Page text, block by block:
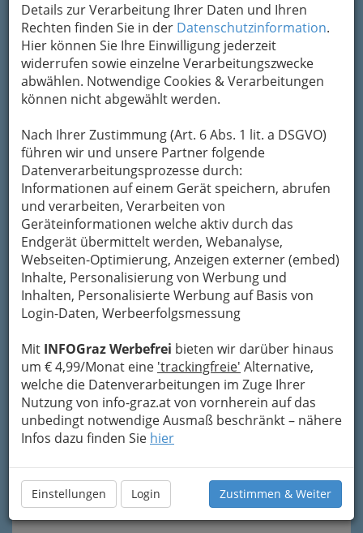
Details zur Verarbeitung Ihrer Daten und Ihren
Rechten finden Sie in der Datenschutzinformation.
Hier können Sie Ihre Einwilligung jederzeit
widerrufen sowie einzelne Verarbeitungszwecke
abwählen. Notwendige Cookies & Verarbeitungen
können nicht abgewählt werden.
Nach Ihrer Zustimmung (Art. 6 Abs. 1 lit. a DSGVO)
führen wir und unsere Partner folgende
Datenverarbeitungsprozesse durch:
Informationen auf einem Gerät speichern, abrufen
und verarbeiten, Verarbeiten von
Geräteinformationen welche aktiv durch das
Endgerät übermittelt werden, Webanalyse,
Webseiten-Optimierung, Anzeigen externer (embed)
Inhalte, Personalisierung von Werbung und
Inhalten, Personalisierte Werbung auf Basis von
Login-Daten, Werbeerfolgsmessung
Mit INFOGraz Werbefrei bieten wir darüber hinaus
um € 4,99/Monat eine 'trackingfreie' Alternative,
welche die Datenverarbeitungen im Zuge Ihrer
Nutzung von info-graz.at von vornherein auf das
unbedingt notwendige Ausmaß beschränkt – nähere
Infos dazu finden Sie hier
Einstellungen Login Zustimmen & Weiter
Karte & Routenplaner
Eintrag ändern
Kategorien
Wolfgang & Elisabeth Philipp
GmbH
Hauptplatz , Marktstandplatz 105, 8010
Graz
+43 316 810 033
+43 316 847 427
Karte & Routenplaner
Eintrag ändern
Kategorien